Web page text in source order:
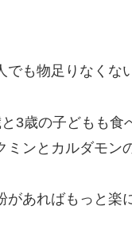
も物足りなくな
3歳の子どもも食
ンとカルダモン
あればもっと楽